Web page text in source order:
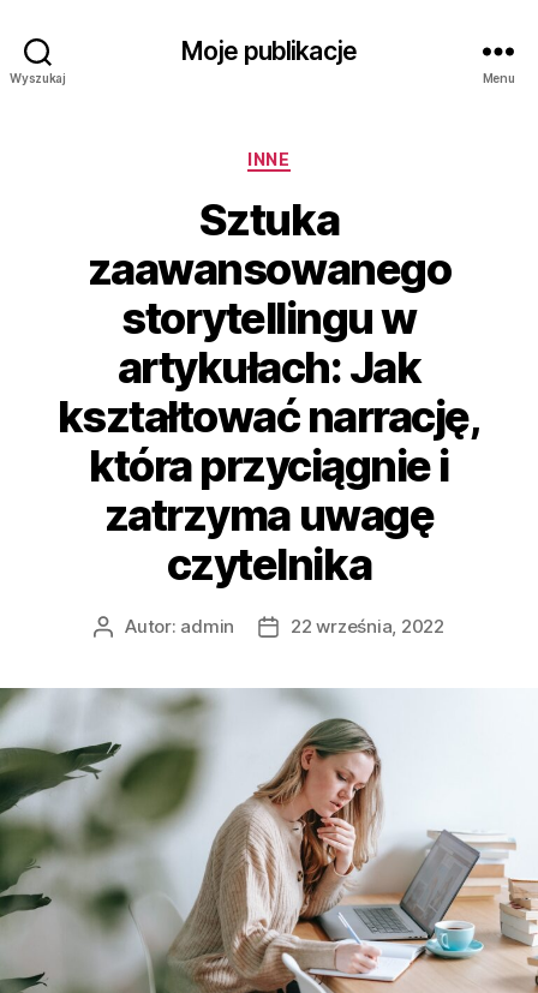
Wyszukaj
Moje publikacje
Menu
Kategorie
INNE
Sztuka
zaawansowanego
storytellingu w
artykułach: Jak
kształtować narrację,
która przyciągnie i
zatrzyma uwagę
czytelnika
AutorAutor: admin
Data22 września, 2022